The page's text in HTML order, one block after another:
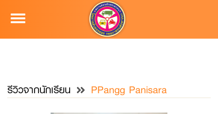
Toggle
รีวิวจากนักเรียน PPangg Panisara